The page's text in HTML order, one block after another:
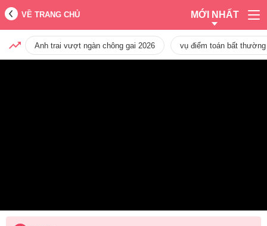
VỀ TRANG CHỦ MỚI NHẤT
Anh trai vượt ngàn chông gai 2026 vụ điểm toán bất